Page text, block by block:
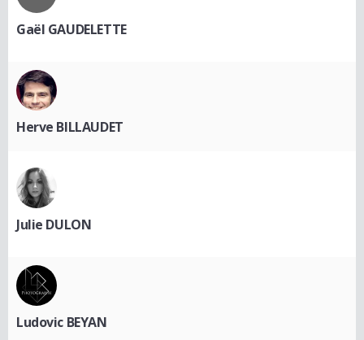
Gaël GAUDELETTE
Herve BILLAUDET
Julie DULON
Ludovic BEYAN